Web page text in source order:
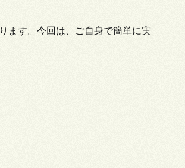
ます。今回は、ご自身で簡単に実